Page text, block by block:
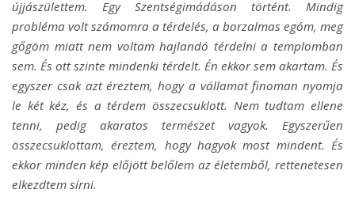
újjászülettem. Egy Szentségimádáson történt. Mindig
probléma volt számomra a térdelés, a borzalmas egóm, meg
gőgöm miatt nem voltam hajlandó térdelni a templomban
sem. És ott szinte mindenki térdelt. Én ekkor sem akartam. És
egyszer csak azt éreztem, hogy a vállamat finoman nyomja
le két kéz, és a térdem összecsuklott. Nem tudtam ellene
tenni, pedig akaratos természet vagyok. Egyszerűen
összecsuklottam, éreztem, hogy hagyok most mindent. És
ekkor minden kép előjött belőlem az életemből, rettenetesen
elkezdtem sírni.